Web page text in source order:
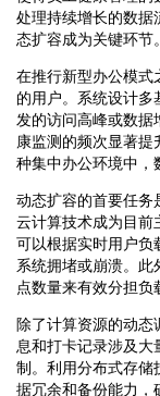
处理持续增长的数据
态扩容成为关键环节。
在推行新型办公模式
的用户。系统设计
发的访问高峰或数据
康监测的频次显著
种集中办公环境中，
动态扩容的首要任务
云计算技术成为目前
可以根据实时用户负
系统拥堵或崩溃。
点数量来有效分担负
除了计算资源的动
息和打卡记录涉及
制。利用分布式存储
据冗余和备份能力，